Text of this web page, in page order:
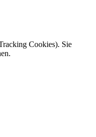
Cookies). Sie